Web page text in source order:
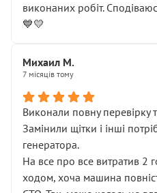
виконаних робіт.
💙💛
Михаил М.
7 місяців тому
Виконали повну перевірку
Замінили щітки і інші
генератора.
На все про все витратив 2
ходом, хоча машина